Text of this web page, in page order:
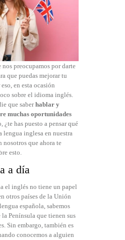
nos preocupamos por darte
que puedas mejorar tu
en esta ocasión
sobre el idioma inglés.
que saberhablar y
muchas oportunidades
¿te has puesto a pensar qué
inglesa en nuestra
nosotros que ahora te
esto.
a día
el inglés no tiene un papel
otros países de la Unión
española, sabemos
Península que tienen sus
Sin embargo, también es
conocemos a alguien